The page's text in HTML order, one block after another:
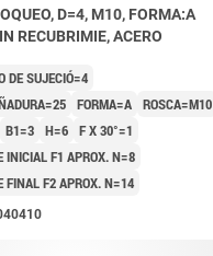
D=4, M10, FORMA:A
RECUBRIMIE, ACERO
DE SUJECIÓ=4
FORMA=A ROSCA=M10
B1=3 H=6 F X 30°=1
INICIAL F1 APROX. N=8
FINAL F2 APROX. N=14